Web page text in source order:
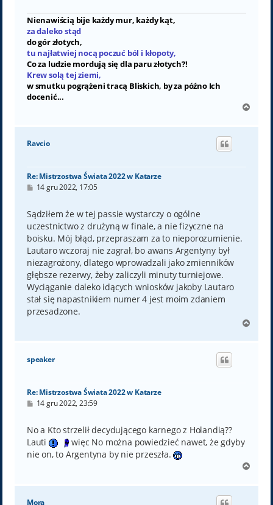
Nienawiścią bije każdy mur, każdy kąt,
za daleko stąd
do gór złotych,
tu najłatwiej nocą poczuć ból i kłopoty,
Co za ludzie mordują się dla paru złotych?!
Krew solą tej ziemi,
w smutku pogrążeni tracą Bliskich, by za późno Ich
docenić...
g
Ravcio
Re: Mistrzostwa Świata 2022 w Katarze
P
t
14 gru 2022, 17:05
Sądziłem że w tej passie wystarczy o ogólne
uczestnictwo z drużyną w finale, a nie fizyczne na
boisku. Mój błąd, przepraszam za to nieporozumienie.
Lautaro wczoraj nie zagrał, bo awans Argentyny był
niezagrożony, dlatego wprowadzali jako zmienników
głębsze rezerwy, żeby zaliczyli minuty turniejowe.
Wyciąganie daleko idących wniosków jakoby Lautaro
stał się napastnikiem numer 4 jest moim zdaniem
przesadzone.
g
speaker
Re: Mistrzostwa Świata 2022 w Katarze
P
t
14 gru 2022, 23:59
No a Kto strzelił decydującego karnego z Holandią??
Lauti
więc No można powiedzieć nawet, że gdyby
nie on, to Argentyna by nie przeszła.
g
Mora